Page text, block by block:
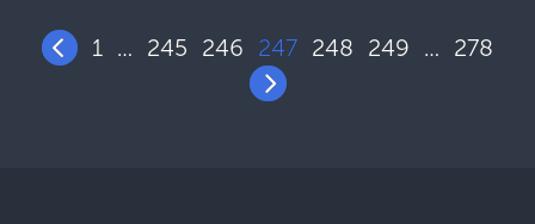
1 … 245 246 247 248 249 … 278